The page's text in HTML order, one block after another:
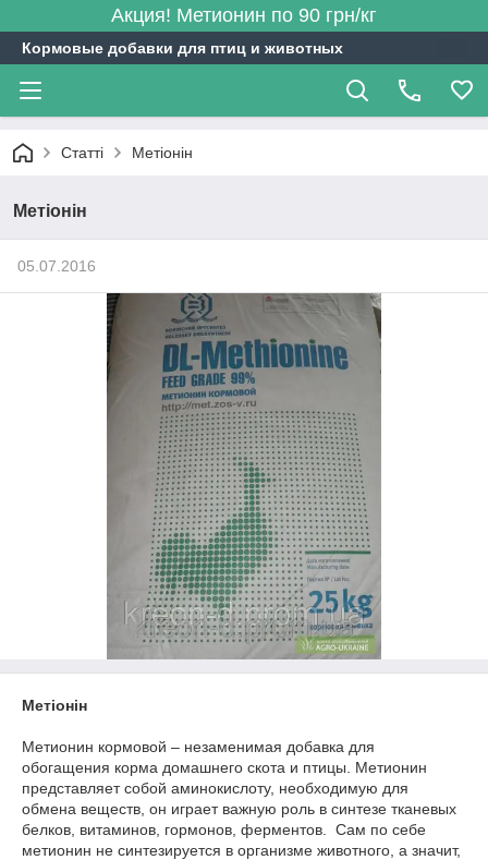
Акция! Метионин по 90 грн/кг
Кормовые добавки для птиц и животных
Статті Метіонін
Метіонін
05.07.2016
Метіонін
Метионин кормовой – незаменимая добавка для
обогащения корма домашнего скота и птицы. Метионин
представляет собой аминокислоту, необходимую для
обмена веществ, он играет важную роль в синтезе тканевых
белков, витаминов, гормонов, ферментов. Сам по себе
метионин не синтезируется в организме животного, а значит,